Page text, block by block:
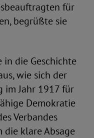
für
begrüßte sie
die Geschichte
wie sich der
im Jahr 1917 für
Demokratie
Verbandes
die klare Absage